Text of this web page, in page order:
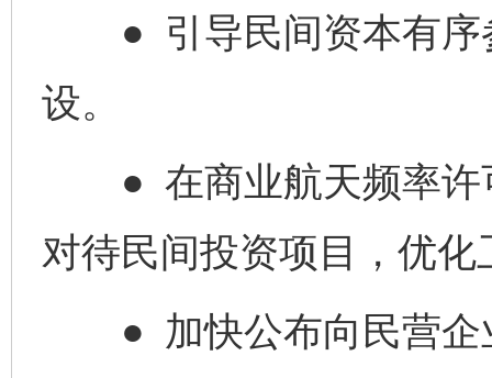
● 引导民间资本有序
设。
● 在商业航天频率许
对待民间投资项目，优
● 加快公布向民营企